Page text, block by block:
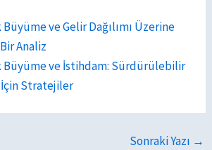
ve Gelir Dağılımı Üzerine
Analiz
Büyüme ve İstihdam: Sürdürülebilir
İçin Stratejiler
Sonraki Yazı →